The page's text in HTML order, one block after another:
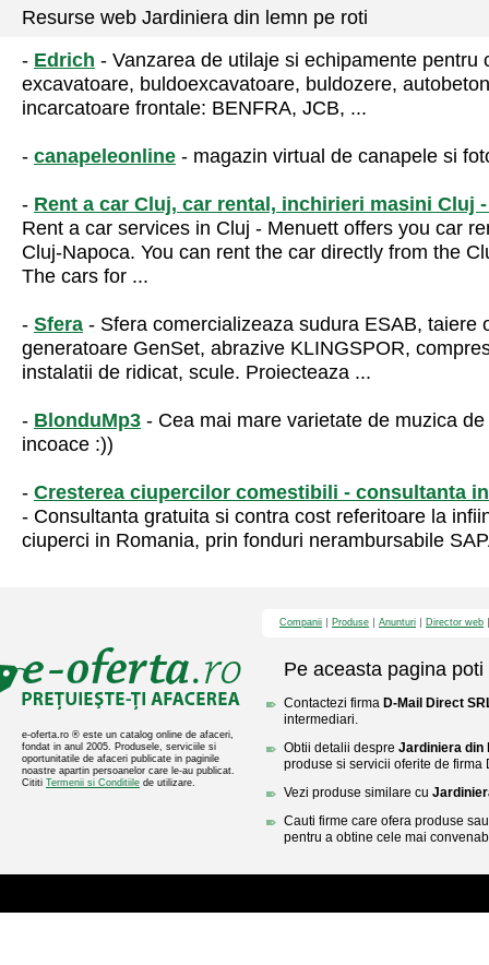
Resurse web Jardiniera din lemn pe roti
- Edrich - Vanzarea de utilaje si echipamente pentru
excavatoare, buldoexcavatoare, buldozere,
incarcatoare frontale: BENFRA, JCB, ...
- canapeleonline - magazin virtual de canapele si
- Rent a car Cluj, car rental, inchirieri masini Cluj
Rent a car services in Cluj - Menuett offers you car
Cluj-Napoca. You can rent the car directly from the
The cars for ...
- Sfera - Sfera comercializeaza sudura ESAB, taiere
generatoare GenSet, abrazive KLINGSPOR,
instalatii de ridicat, scule. Proiecteaza ...
- BlonduMp3 - Cea mai mare varietate de muzica
incoace :))
- Cresterea ciupercilor comestibili - consultanta
- Consultanta gratuita si contra cost referitoare la
ciuperci in Romania, prin fonduri nerambursabile
e-oferta.ro ® este un catalog online de afaceri,
fondat in anul 2005. Produsele, serviciile si
oportunitatile de afaceri publicate in paginile
noastre apartin persoanelor care le-au publicat.
Cititi Termenii si Conditiile de utilizare.
Companii Produse Anunturi Director web
Pe aceasta pagina poti
Contactezi firma D-Mail Direct
intermediari.
Obtii detalii despre Jardiniera din
produse si servicii oferite de firma
Vezi produse similare cu
Cauti firme care ofera produse
pentru a obtine cele mai